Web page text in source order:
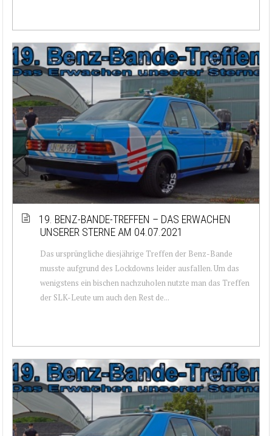
19. BENZ-BANDE-TREFFEN – DAS ERWACHEN
UNSERER STERNE AM 04.07.2021
Das ursprüngliche diesjährige Treffen der Benz-Bande
musste aufgrund des Lockdowns leider ausfallen. Um das
wenigstens ein bischen nachzuholen nutzte man das Treffen
der SLK-Leute um auch den Rest de...